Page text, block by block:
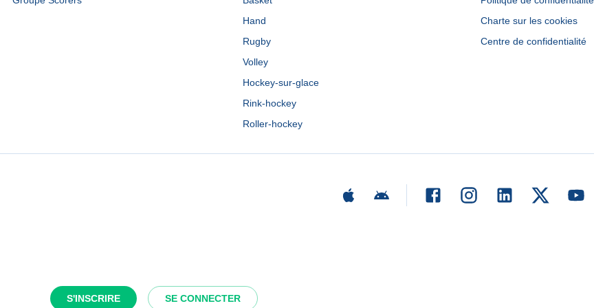
S'INSCRIRE SE CONNECTER
Hand
Rugby
Volley
Hockey-sur-glace
Rink-hockey
Roller-hockey
Charte sur les cookies
Centre de confidentialité